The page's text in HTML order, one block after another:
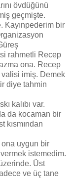
övdüğünü
geçmişte.
Kayınpederim bir
rahmetli Recep
ona. Recep
valisi imiş. Demek
diye tahmin
kalıbı var.
da kocaman bir
kısmından
ona uygun bir
istemedim.
Üst
ve üç tane